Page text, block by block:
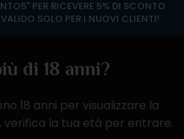
di 18 anni?
18 anni per visualizzare la
verifica la tua età per entrare.
PER RICEVERE 5% DI SCONTO
SOLO PER I NUOVI CLIENTI!